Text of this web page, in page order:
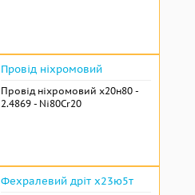
Провід ніхромовий
Провід ніхромовий х20н80 -
2.4869 - Ni80Cr20
Фехралевий дріт х23ю5т